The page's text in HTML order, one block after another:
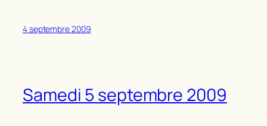
4 septembre 2009
Samedi 5 septembre 2009